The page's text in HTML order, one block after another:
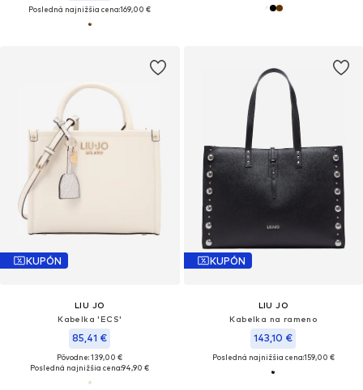
Posledná najnižšia cena:169,00 €
KUPÓN
LIU JO
Kabelka 'ECS'
85,41 €
Pôvodne: 139,00 €
Posledná najnižšia cena:94,90 €
KUPÓN
LIU JO
Kabelka na rameno
143,10 €
Posledná najnižšia cena:159,00 €